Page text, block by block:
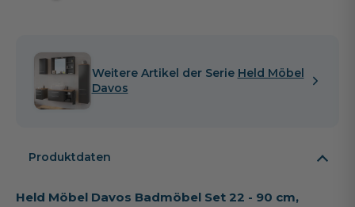
Weitere Artikel der Serie Held Möbel
Davos
Produktdaten
Held Möbel Davos Badmöbel Set 22 - 90 cm,